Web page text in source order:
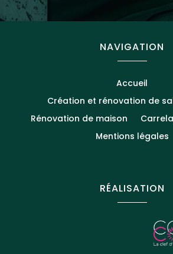
NAVIGATION
Accueil
Création et rénovation de
Rénovation de maison
Mentions légales
RÉALISATION